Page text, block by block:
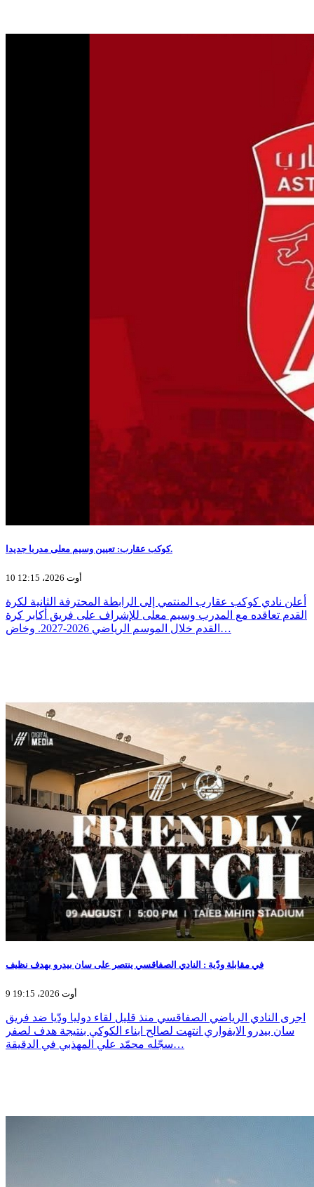
كوكب عقارب: تعيين وسيم معلى مدربا جديدا.
10 أوت 2026، 12:15
أعلن نادي كوكب عقارب المنتمي إلى الرابطة المحترفة الثانية لكرة
القدم تعاقده مع المدرب وسيم معلى للإشراف على فريق أكابر كرة
القدم خلال الموسم الرياضي 2026-2027. وخاض…
في مقابلة ودّية : النادي الصفاقسي ينتصر على سان بيدرو بهدف نظيف
9 أوت 2026، 19:15
اجرى النادي الرياضي الصفاقسي منذ قليل لقاء دوليا ودّيا ضد فريق
سان بيدرو الايفواري انتهت لصالح ابناء الكوكي بنتيجة هدف لصفر
سجّله محمّد علي المهذبي في الدقيقة…